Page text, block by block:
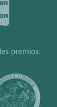
premios: